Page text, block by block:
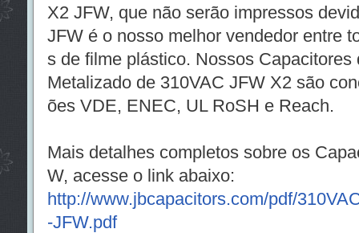
X2 JFW, que não serão impressos
JFW é o nosso melhor vendedor entre
s de filme plástico. Nossos
Metalizado de 310VAC JFW X2 são
ões VDE, ENEC, UL RoSH e Reach.
Mais detalhes completos sobre os
W, acesse o link abaixo:
http://www.jbcapacitors.com/pdf/
-JFW.pdf